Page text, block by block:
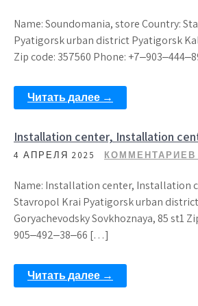
Name: Soundomania, store Country:
Pyatigorsk urban district Pyatigorsk
Zip code: 357560 Phone:
Читать далее →
Installation center, Installation
4 АПРЕЛЯ 2025 КОММЕНТАРИЕВ
Name: Installation center, Installation
Stavropol Krai Pyatigorsk urban
Goryachevodsky Sovkhoznaya, 85 st1
905‒492‒38‒66 […]
Читать далее →